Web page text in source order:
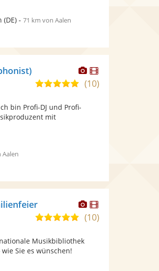
(DE)- 71 km von Aalen
Dieser
Künstler
stellt
Dieser
Künstler
5,0
5
(10)
bin Profi-DJ und Profi-
mit
Aalen
Dieser
Künstler
stellt
Dieser
Künstler
5,0
5
(10)
Musikbibliothek
Sie es wünschen!